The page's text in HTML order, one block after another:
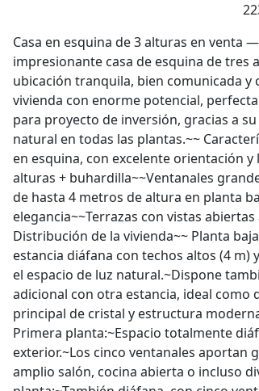
Casa en esquina de 3 alturas en venta
impresionante casa de esquina de tres
ubicación tranquila, bien comunicada y
vivienda con enorme potencial,
para proyecto de inversión, gracias a
natural en todas las plantas.~~
en esquina, con excelente orientación
alturas + buhardilla~~Ventanales
de hasta 4 metros de altura en planta
elegancia~~Terrazas con vistas
Distribución de la vivienda~~ Planta
estancia diáfana con techos altos (4
el espacio de luz natural.~Dispone
adicional con otra estancia, ideal
principal de cristal y estructura
Primera planta:~Espacio totalmente
exterior.~Los cinco ventanales aportan
amplio salón, cocina abierta o incluso